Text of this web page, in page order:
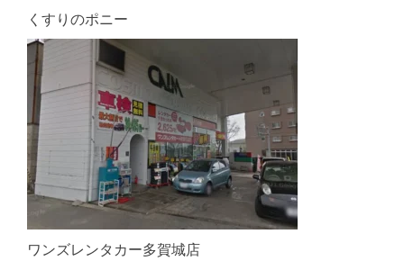
くすりのポニー
ワンズレンタカー多賀城店